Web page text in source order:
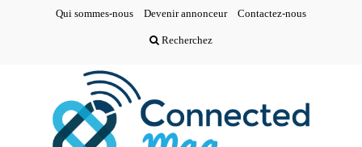
Qui sommes-nous Devenir annonceur Contactez-nous
Recherchez